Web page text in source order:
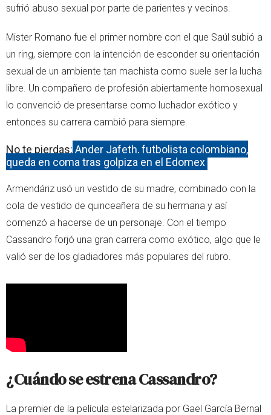
sufrió abuso sexual por parte de parientes y vecinos.
Mister Romano fue el primer nombre con el que Saúl subió a
un ring, siempre con la intención de esconder su orientación
sexual de un ambiente tan machista como suele ser la lucha
libre. Un compañero de profesión abiertamente homosexual
lo convenció de presentarse como luchador exótico y
entonces su carrera cambió para siempre.
No te pierdas: Ander Jafeth, futbolista colombiano,
queda en coma tras golpiza en el Edomex
Armendáriz usó un vestido de su madre, combinado con la
cola de vestido de quinceañera de su hermana y así
comenzó a hacerse de un personaje. Con el tiempo
Cassandro forjó una gran carrera como exótico, algo que le
valió ser de los gladiadores más populares del rubro.
¿Cuándo se estrena Cassandro?
La premier de la película estelarizada por Gael García Bernal